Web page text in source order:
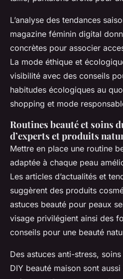
L’analyse des tendances
magazine féminin digital
concrètes pour associer
La mode éthique et
visibilité avec des conseils
habitudes écologiques au
shopping et mode
Routines beauté et soins
d’experts et produits
Mettre en place une routine
adaptée à chaque peau
Les articles d’actualités et
suggèrent des produits
astuces beauté pour peaux
visage privilégient ainsi des
conseils pour une beauté
Des astuces anti-stress,
DIY beauté maison sont